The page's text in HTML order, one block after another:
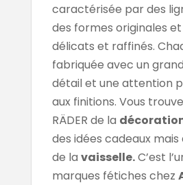
caractérisée par des
des formes originales
délicats et raffinés.
fabriquée avec un
détail et une attention
aux finitions. Vous
RÄDER de la
des idées cadeaux
de la vaisselle.C’est
marques fétiches chez